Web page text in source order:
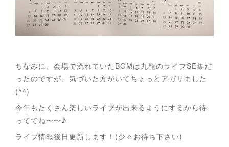
ちなみに、会場で流れていたBGMは九龍のライブSE集だ
ったのですが、気づいた方がいてちょっとアガリました
(^^)
今年もたくさん楽しいライブが出来るようにするから待
っててね〜〜♪
ライブ情報後日更新します！(少々お待ち下さい)